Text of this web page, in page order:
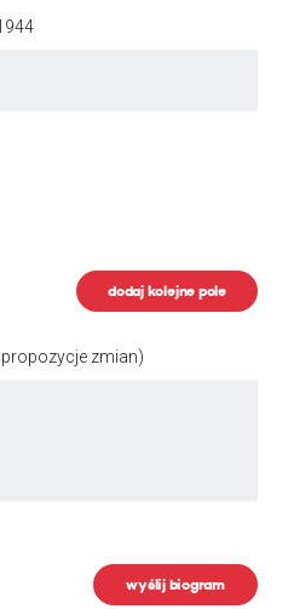
dodaj kolejne pole
zmian)
wyślij biogram